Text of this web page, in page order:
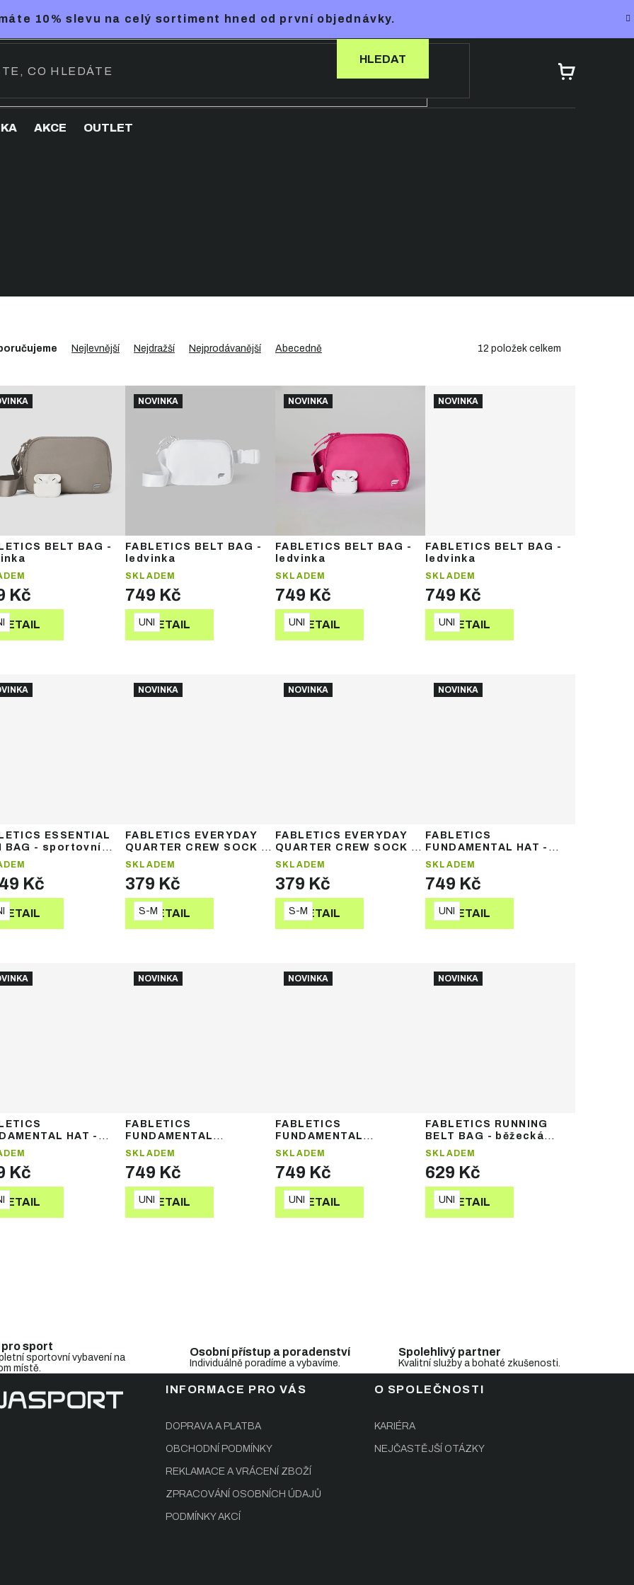
10% slevu na celý sortiment hned od první objednávky.
HLEDAT
NÁKUPNÍ
AKCE OUTLET
Nejlevnější Nejdražší Nejprodávanější Abecedně 12 položek celkem
BELT BAG -
Kč
NOVINKA
FABLETICS BELT BAG -
ledvinka
SKLADEM
749 Kč
DETAIL
UNI
NOVINKA
FABLETICS BELT BAG -
ledvinka
SKLADEM
749 Kč
DETAIL
UNI
NOVINKA
FABLETICS BELT BAG -
ledvinka
SKLADEM
749 Kč
DETAIL
UNI
ESSENTIAL
BAG - sportovní
Kč
NOVINKA
FABLETICS EVERYDAY
QUARTER CREW SOCK -
ponožky
SKLADEM
379 Kč
DETAIL
S-M
NOVINKA
FABLETICS EVERYDAY
QUARTER CREW SOCK -
ponožky
SKLADEM
379 Kč
DETAIL
S-M
NOVINKA
FABLETICS
FUNDAMENTAL HAT -
kšiltovka
SKLADEM
749 Kč
DETAIL
UNI
HAT -
Kč
NOVINKA
FABLETICS
FUNDAMENTAL
PONYTAIL HAT -
SKLADEM
749 Kč
DETAIL
UNI
NOVINKA
FABLETICS
FUNDAMENTAL
PONYTAIL HAT -
SKLADEM
749 Kč
DETAIL
UNI
NOVINKA
FABLETICS RUNNING
BELT BAG - běžecká
ledvinka
SKLADEM
629 Kč
DETAIL
UNI
á
d
c
y
v
ý
pro sport
sportovní vybavení na
místě.
Osobní přístup a poradenství
Individuálně poradíme a vybavíme.
Spolehlivý partner
Kvalitní služby a bohaté zkušenosti.
INFORMACE PRO VÁS
DOPRAVA A PLATBA
OBCHODNÍ PODMÍNKY
REKLAMACE A VRÁCENÍ ZBOŽÍ
ZPRACOVÁNÍ OSOBNÍCH ÚDAJŮ
PODMÍNKY AKCÍ
O SPOLEČNOSTI
KARIÉRA
NEJČASTĚJŠÍ OTÁZKY